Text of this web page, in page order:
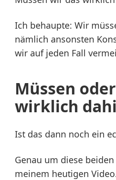
Ich behaupte: Wir
nämlich ansonsten
wir auf jeden Fall
Müssen
wirklich
Ist das dann noch ein
Genau um diese
meinem heutigen